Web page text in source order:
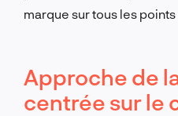
marque sur tous les
Approche de
centrée sur le